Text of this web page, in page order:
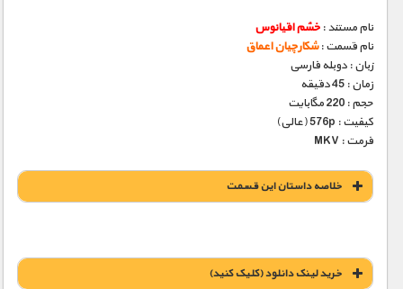
نام مستند : خشم اقیانوس
نام قسمت :شکارچیان اعماق
زبان : دوبله فارسی
زمان : 45 دقیقه
حجم : 220 مگابایت
کیفیت : 576p (عالی)
فرمت : MKV
خلاصه داستان این قسمت
خريد لينک دانلود (کليک کنيد)